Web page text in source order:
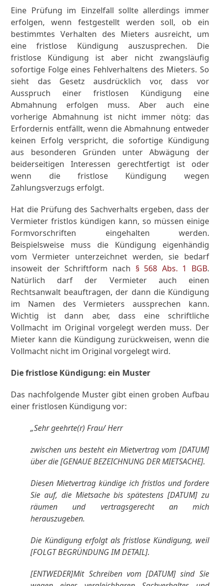
Eine Prüfung im Einzelfall sollte allerdings immer
erfolgen, wenn festgestellt werden soll, ob ein
bestimmtes Verhalten des Mieters ausreicht, um
eine fristlose Kündigung auszusprechen. Die
fristlose Kündigung ist aber nicht zwangsläufig
sofortige Folge eines Fehlverhaltens des Mieters. So
sieht das Gesetz ausdrücklich vor, dass vor
Ausspruch einer fristlosen Kündigung eine
Abmahnung erfolgen muss. Aber auch eine
vorherige Abmahnung ist nicht immer nötg: das
Erfordernis entfällt, wenn die Abmahnung entweder
keinen Erfolg verspricht, die sofortige Kündigung
aus besonderen Gründen unter Abwägung der
beiderseitigen Interessen gerechtfertigt ist oder
wenn die fristlose Kündigung wegen
Zahlungsverzugs erfolgt.
Hat die Prüfung des Sachverhalts ergeben, dass der
Vermieter fristlos kündigen kann, so müssen einige
Formvorschriften eingehalten werden.
Beispielsweise muss die Kündigung eigenhändig
vom Vermieter unterzeichnet werden, sie bedarf
insoweit der Schriftform nach § 568 Abs. 1 BGB.
Natürlich darf der Vermieter auch einen
Rechtsanwalt beauftragen, der dann die Kündigung
im Namen des Vermieters aussprechen kann.
Wichtig ist dann aber, dass eine schriftliche
Vollmacht im Original vorgelegt werden muss. Der
Mieter kann die Kündigung zurückweisen, wenn die
Vollmacht nicht im Original vorgelegt wird.
Die fristlose Kündigung: ein Muster
Das nachfolgende Muster gibt einen groben Aufbau
einer fristlosen Kündigung vor:
„Sehr geehrte(r) Frau/ Herr
zwischen uns besteht ein Mietvertrag vom [DATUM]
über die [GENAUE BEZEICHNUNG DER MIETSACHE].
Diesen Mietvertrag kündige ich fristlos und fordere
Sie auf, die Mietsache bis spätestens [DATUM] zu
räumen und vertragsgerecht an mich
herauszugeben.
Die Kündigung erfolgt als fristlose Kündigung, weil
[FOLGT BEGRÜNDUNG IM DETAIL].
[ENTWEDER]Mit Schreiben vom [DATUM] sind Sie